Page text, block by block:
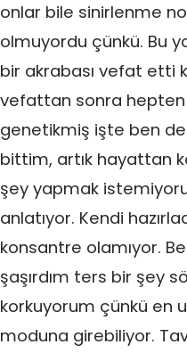
onlar bile sinirlenme
olmuyordu çünkü. Bu
bir akrabası vefat etti
vefattan sonra
genetikmiş işte ben
bittim, artık hayattan
şey yapmak
anlatıyor. Kendi
konsantre olamıyor.
şaşırdım ters bir şey
korkuyorum çünkü en
moduna girebiliyor.